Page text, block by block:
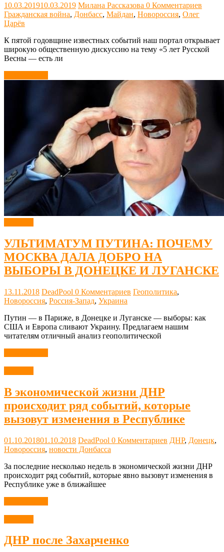
10.03.201910.03.2019 Милана Рассказова 0 Комментариев
Гражданская война, Донбасс, Майдан, Новороссия, Олег
Царёв
К пятой годовщине известных событий наш портал открывает
широкую общественную дискуссию на тему «5 лет Русской
Весны — есть ли
УЛЬТИМАТУМ ПУТИНА: ПОЧЕМУ
МОСКВА ДАЛА ДОБРО НА
ВЫБОРЫ В ДОНЕЦКЕ И ЛУГАНСКЕ
13.11.2018 DeadPool 0 Комментариев Геополитика,
Новороссия, Россия-Запад, Украина
Путин — в Париже, в Донецке и Луганске — выборы: как
США и Европа сливают Украину. Предлагаем нашим
читателям отличный анализ геополитической
В экономической жизни ДНР
происходит ряд событий, которые
вызовут изменения в Республике
01.10.201801.10.2018 DeadPool 0 Комментариев ДНР, Донецк,
Новороссия, новости Донбасса
За последние несколько недель в экономической жизни ДНР
происходит ряд событий, которые явно вызовут изменения в
Республике уже в ближайшее
ДНР после Захарченко